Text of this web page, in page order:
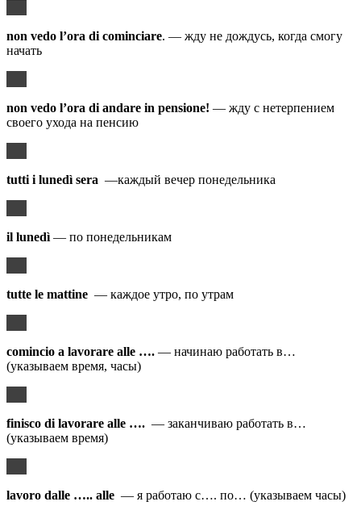
non vedo l’ora di cominciare. — жду не дождусь, когда смогу
начать
non vedo l’ora di andare in pensione! — жду с нетерпением
своего ухода на пенсию
tutti i lunedì sera —каждый вечер понедельника
il lunedì — по понедельникам
tutte le mattine — каждое утро, по утрам
comincio a lavorare alle …. — начинаю работать в…
(указываем время, часы)
finisco di lavorare alle …. — заканчиваю работать в…
(указываем время)
lavoro dalle ….. alle — я работаю с…. по… (указываем часы)